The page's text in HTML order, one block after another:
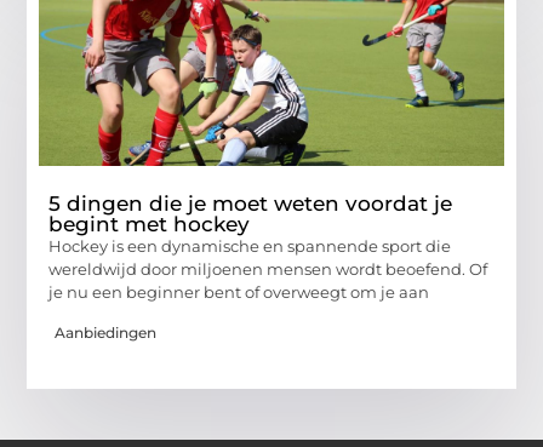
5 dingen die je moet weten voordat je
begint met hockey
Hockey is een dynamische en spannende sport die
wereldwijd door miljoenen mensen wordt beoefend. Of
je nu een beginner bent of overweegt om je aan
Aanbiedingen